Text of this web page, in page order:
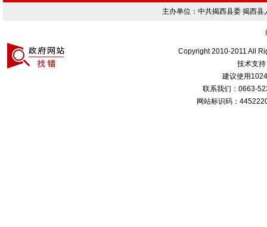
主办单位：中共揭西县委 揭西
Copyright 2010-2011 All
技术支
建议使用
联系我们：0663-
网站标识码：